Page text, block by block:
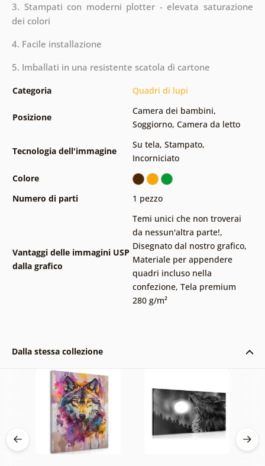
3. Stampati con moderni plotter - elevata saturazione
dei colori
4. Facile installazione
5. Imballati in una resistente scatola di cartone
Categoria Quadri di lupi
Posizione
Camera dei bambini,
Soggiorno, Camera da letto
Tecnologia dell'immagine
Su tela, Stampato,
Incorniciato
Colore
Numero di parti
1 pezzo
Vantaggi delle immagini USP
dalla grafico
Temi unici che non troverai
da nessun'altra parte!,
Disegnato dal nostro grafico,
Materiale per appendere
quadri incluso nella
confezione, Tela premium
280 g/m²
Dalla stessa collezione